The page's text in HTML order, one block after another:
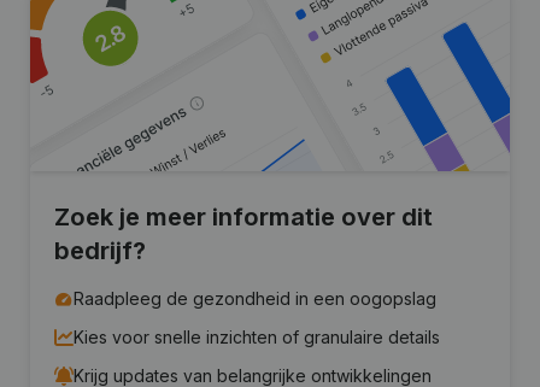
Zoek je meer informatie over dit
bedrijf?
Raadpleeg de gezondheid in een oogopslag
Kies voor snelle inzichten of granulaire details
Krijg updates van belangrijke ontwikkelingen